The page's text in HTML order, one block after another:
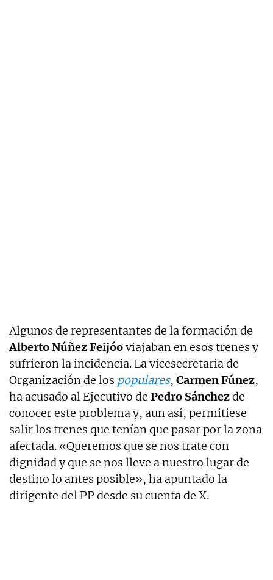
Algunos de representantes de la formación de
Alberto Núñez Feijóoviajaban en esos trenes y
sufrieron la incidencia. La vicesecretaria de
Organización de los populares, Carmen Fúnez,
ha acusado al Ejecutivo de Pedro Sánchezde
conocer este problema y, aun así, permitiese
salir los trenes que tenían que pasar por la zona
afectada. «Queremos que se nos trate con
dignidad y que se nos lleve a nuestro lugar de
destino lo antes posible», ha apuntado la
dirigente del PP desde su cuenta de X.